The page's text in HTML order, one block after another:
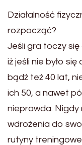
Działalność
rozpocząć?
Jeśli gra toczy
iż jeśli nie było
bądź też 40 lat,
ich 50, a nawet
nieprawda.
wdrożenia do
rutyny